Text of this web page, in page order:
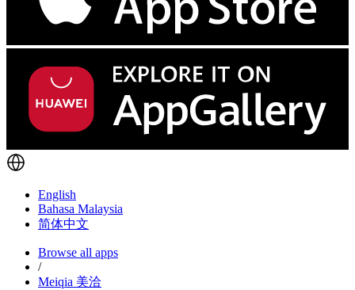
English
Bahasa Malaysia
简体中文
Browse all apps
/
Meiqia 美洽